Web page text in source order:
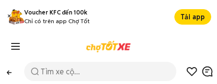
Voucher KFC đến 100k
Chỉ có trên app Chợ Tốt
Tải app